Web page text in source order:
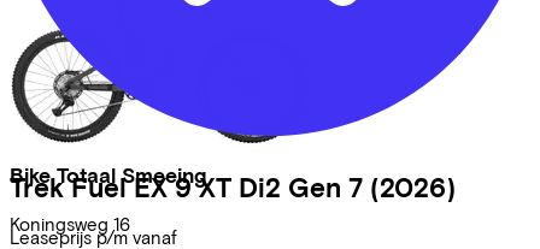
Bike Totaal Smeeing
Koningsweg 16
Trek Fuel EX 9 XT Di2 Gen 7 (2026)
Leaseprijs p/m vanaf